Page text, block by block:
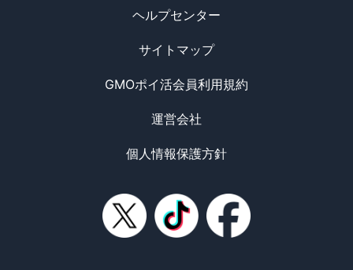
ヘルプセンター
サイトマップ
GMOポイ活会員利用規約
運営会社
個人情報保護方針